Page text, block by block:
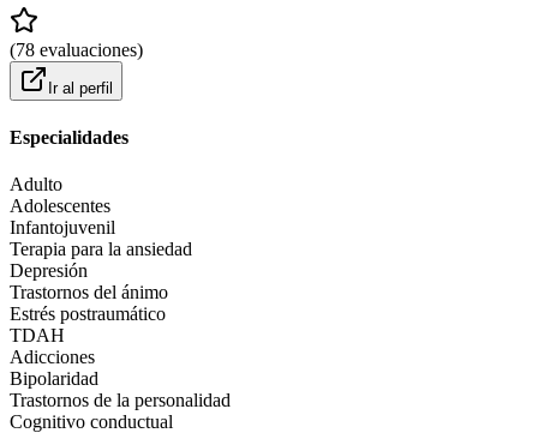
(78 evaluaciones)
Ir al perfil
Especialidades
Adulto
Adolescentes
Infantojuvenil
Terapia para la ansiedad
Depresión
Trastornos del ánimo
Estrés postraumático
TDAH
Adicciones
Bipolaridad
Trastornos de la personalidad
Cognitivo conductual